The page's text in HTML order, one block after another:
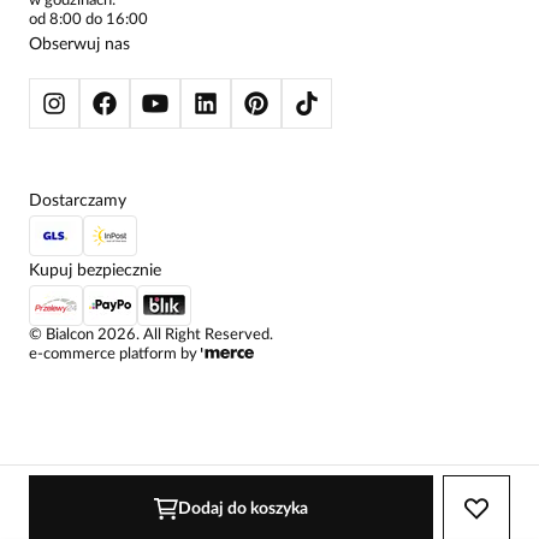
Dodaj do koszyka
Bardzo wygodna a jednocześnie elegancko prezentująca
się sukienka.
SWETRY
BLUZY
od 8:00 do 16:00
Obserwuj nas
© Bialcon 2026. All Right Reserved.
e-commerce platform by
Dostarczamy
Kupuj bezpiecznie